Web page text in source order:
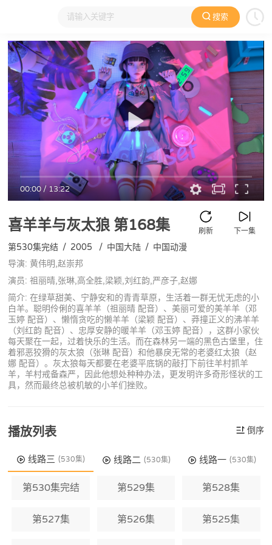
搜索
大家在看 日本动漫 国产动漫 欧美动漫 动漫电影
00:00/13:22
喜羊羊与灰太狼第168集 下一集
刷新
第530集完结 / 2005 / 中国大陆 / 中国动漫
导演: 黄伟明,赵崇邦
演员: 祖丽晴,张琳,高全胜,梁颖,刘红韵,严彦子,赵娜
简介: 在绿草甜美、宁静安和的青青草原，生活着一群无忧无虑的小
白羊。聪明伶俐的喜羊羊（祖丽晴 配音）、美丽可爱的美羊羊（邓
玉婷 配音）、懒惰贪吃的懒羊羊（梁颖 配音）、莽撞正义的沸羊羊
（刘红韵 配音）、忠厚安静的暖羊羊（邓玉婷 配音），这群小家伙
每天聚在一起，过着快乐的生活。而在森林另一端的黑色古堡里，住
着邪恶狡猾的灰太狼（张琳 配音）和他暴戾无常的老婆红太狼（赵
娜 配音）。灰太狼每天都要在老婆平底锅的敲打下前往羊村抓羊
羊，羊村戒备森严，因此他想处种种办法，更发明许多奇形怪状的工
具，然而最终总被机敏的小羊们挫败。
播放列表 倒序
线路三 (530集) 线路二 (530集) 线路一 (530集)
第530集完结 第529集 第528集
第527集 第526集 第525集